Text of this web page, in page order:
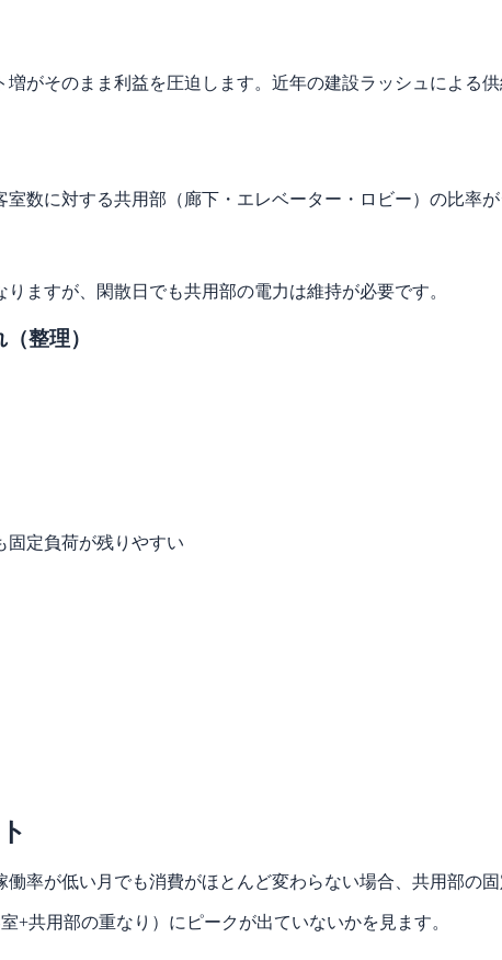
がそのまま利益を圧迫します。近年の建設ラッシュによる
数に対する共用部（廊下・エレベーター・ロビー）の比率
ますが、閑散日でも共用部の電力は維持が必要です。
整理）
固定負荷が残りやすい
率が低い月でも消費がほとんど変わらない場合、共用部の
+共用部の重なり）にピークが出ていないかを見ます。